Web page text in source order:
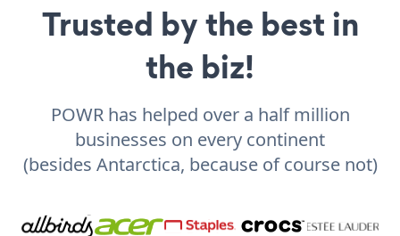
Trusted by the best in
the biz!
POWR has helped over a half million
businesses on every continent
(besides Antarctica, because of course not)